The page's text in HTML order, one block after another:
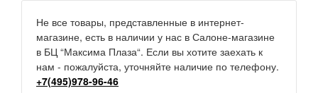
Не все товары, представленные в интернет-
магазине, есть в наличии у нас в Салоне-магазине
в БЦ “Максима Плаза“. Если вы хотите заехать к
нам - пожалуйста, уточняйте наличие по телефону.
+7(495)978-96-46